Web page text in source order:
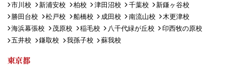
市川校 新浦安校 柏校 津田沼校 千葉校
新鎌ヶ谷校
勝田台校
松戸校 船橋校 成田校 南流山校
木更津校
海浜幕張校
茂原校 稲毛校 八千代緑が丘校
印西牧の原校
五井校
鎌取校 我孫子校 蘇我校
東京都